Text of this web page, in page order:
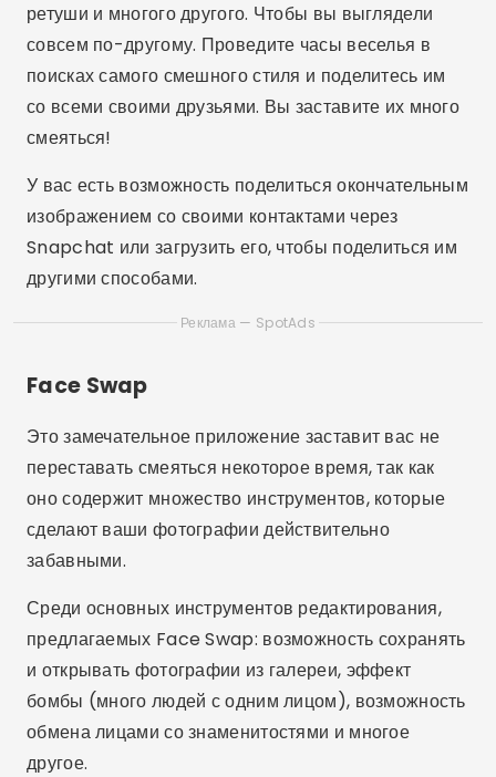
ретуши и многого другого. Чтобы вы выглядели
совсем по-другому. Проведите часы веселья в
поисках самого смешного стиля и поделитесь им
со всеми своими друзьями. Вы заставите их много
смеяться!
У вас есть возможность поделиться окончательным
изображением со своими контактами через
Snapchat или загрузить его, чтобы поделиться им
другими способами.
Реклама — SpotAds
Face Swap
Это замечательное приложение заставит вас не
переставать смеяться некоторое время, так как
оно содержит множество инструментов, которые
сделают ваши фотографии действительно
забавными.
Среди основных инструментов редактирования,
предлагаемых Face Swap: возможность сохранять
и открывать фотографии из галереи, эффект
бомбы (много людей с одним лицом), возможность
обмена лицами со знаменитостями и многое
другое.